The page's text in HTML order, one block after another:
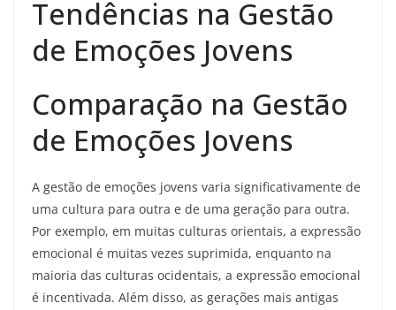
Tendências na Gestão
de Emoções Jovens
Comparação na Gestão
de Emoções Jovens
A gestão de emoções jovens varia significativamente de
uma cultura para outra e de uma geração para outra.
Por exemplo, em muitas culturas orientais, a expressão
emocional é muitas vezes suprimida, enquanto na
maioria das culturas ocidentais, a expressão emocional
é incentivada. Além disso, as gerações mais antigas